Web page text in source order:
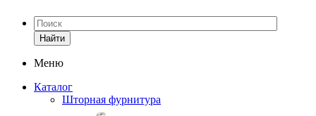
Найти
Меню
Каталог
Шторная фурнитура